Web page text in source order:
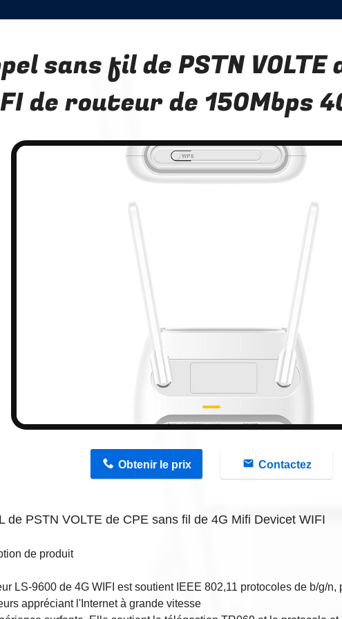
sans fil de PSTN VOLTE
de routeur de 150Mbps
Obtenir le prix Contactez
de PSTN VOLTE de CPE sans fil de 4G Mifi Devicet WIFI
de produit
LS-9600 de 4G WIFI estsoutient IEEE 802,11 protocoles de b/g/n,
appréciant l'Internet à grande vitesse